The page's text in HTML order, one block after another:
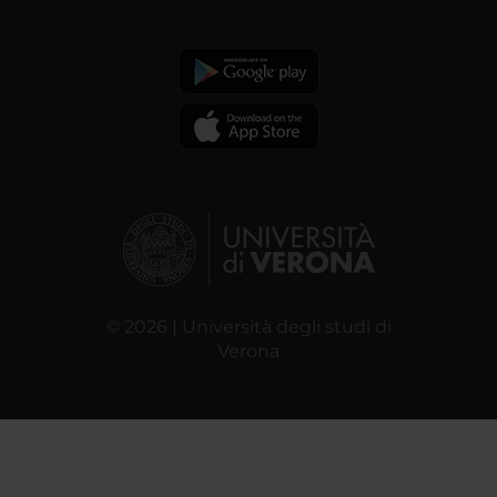
© 2026 | Università degli studi di
Verona